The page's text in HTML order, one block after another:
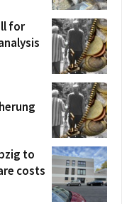
for
to
costs